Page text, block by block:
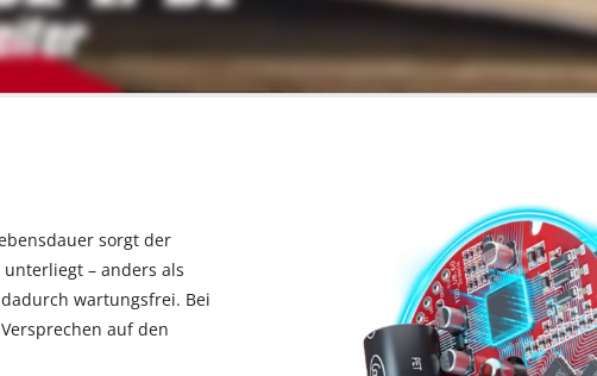
sorgt der
unterliegt – anders als
wartungsfrei. Bei
auf den